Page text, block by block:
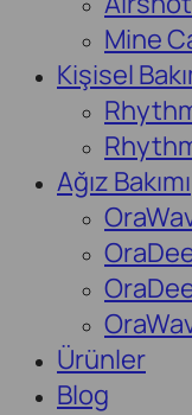
Mine
Kişisel
Ağız Bakımı
Ürünler
Blog